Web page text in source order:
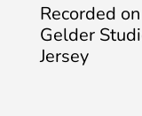
Recorded
Gelder
Jersey